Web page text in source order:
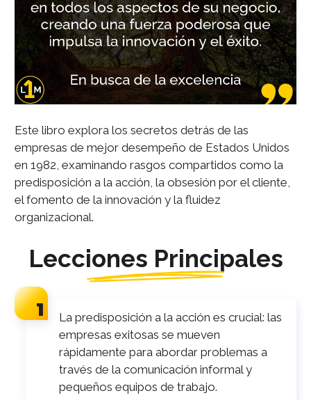
Este libro explora los secretos detrás de las
empresas de mejor desempeño de Estados Unidos
en 1982, examinando rasgos compartidos como la
predisposición a la acción, la obsesión por el cliente,
el fomento de la innovación y la fluidez
organizacional.
Lecciones Principales
La predisposición a la acción es crucial: las
empresas exitosas se mueven
rápidamente para abordar problemas a
través de la comunicación informal y
pequeños equipos de trabajo.